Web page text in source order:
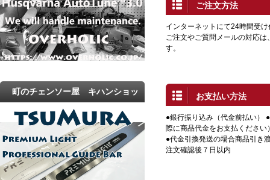
ご注文方法
インターネットにて24時間受
ご注文やご質問メールの対応
す。
お支払い方法
●銀行振り込み（代金前払い）
際に商品代金をお支払ください
●代金引換発送の場合商品引き
注文確認後７日以内
町のチェンソー屋 キハンショッ
プ